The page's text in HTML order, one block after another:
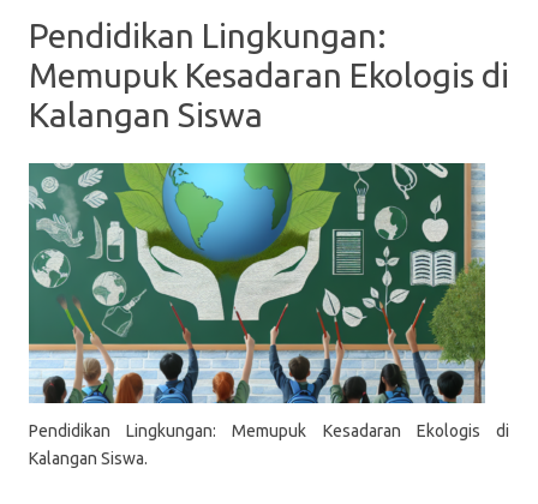
Pendidikan Lingkungan:
Memupuk Kesadaran Ekologis di
Kalangan Siswa
Pendidikan Lingkungan: Memupuk Kesadaran Ekologis di
Kalangan Siswa.